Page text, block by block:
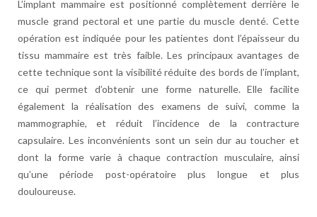
L’implant mammaire est positionné complètement derrière le
muscle grand pectoral et une partie du muscle denté. Cette
opération est indiquée pour les patientes dont l’épaisseur du
tissu mammaire est très faible. Les principaux avantages de
cette technique sont la visibilité réduite des bords de l’implant,
ce qui permet d’obtenir une forme naturelle. Elle facilite
également la réalisation des examens de suivi, comme la
mammographie, et réduit l’incidence de la contracture
capsulaire. Les inconvénients sont un sein dur au toucher et
dont la forme varie à chaque contraction musculaire, ainsi
qu’une période post-opératoire plus longue et plus
douloureuse.